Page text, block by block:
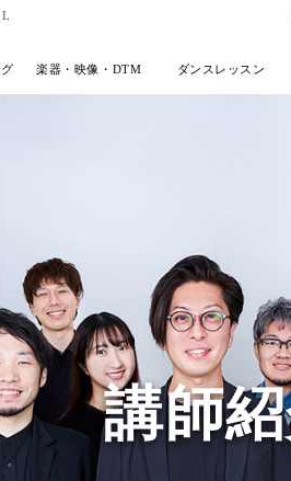
楽器・映像・DTM ダンスレッスン
講師